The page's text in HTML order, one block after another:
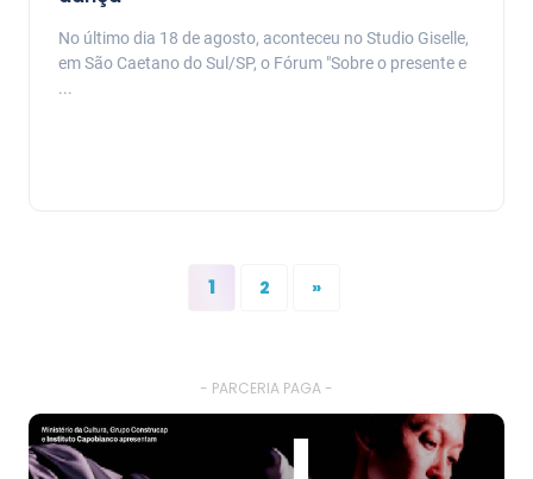
No último dia 18 de agosto, aconteceu no Studio Giselle,
em São Caetano do Sul/SP, o Fórum "Sobre o presente e
...
1 2 »
- PARCERIA PAGA -